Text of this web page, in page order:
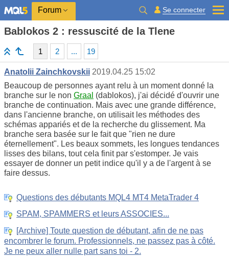
Forum Se connecter
Bablokos 2 : ressuscité de la Tlene
1 2 ... 19
Anatolii Zainchkovskii 2019.04.25 15:02
Beaucoup de personnes ayant relu à un moment donné la
branche sur le non Graal (dablokos), j'ai décidé d'ouvrir une
branche de continuation. Mais avec une grande différence,
dans l'ancienne branche, on utilisait les méthodes des
schémas appariés et de la recherche du glissement. Ma
branche sera basée sur le fait que "rien ne dure
éternellement". Les beaux sommets, les longues tendances
lisses des bilans, tout cela finit par s'estomper. Je vais
essayer de donner un petit indice qu'il y a de l'argent à se
faire dessus.
Questions des débutants MQL4 MT4 MetaTrader 4
SPAM, SPAMMERS et leurs ASSOCIES...
[Archive] Toute question de débutant, afin de ne pas
encombrer le forum. Professionnels, ne passez pas à côté.
Je ne peux aller nulle part sans toi - 2.